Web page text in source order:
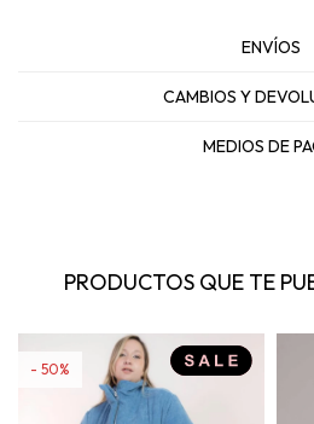
ENVÍOS
CAMBIOS Y
MEDIOS DE
PRODUCTOS QUE TE
50